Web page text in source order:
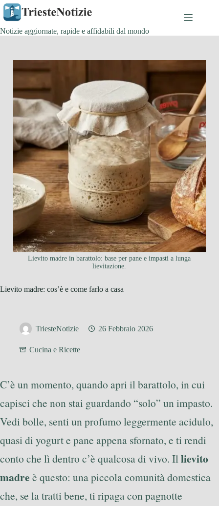
Salta
contenuto
Notizie aggiornate, rapide e affidabili dal mondo
Lievito madre in barattolo: base per pane e impasti a lunga
lievitazione.
Lievito madre: cos’è e come farlo a casa
TriesteNotizie 26 Febbraio 2026
Cucina e Ricette
C’è un momento, quando apri il barattolo, in cui
capisci che non stai guardando “solo” un impasto.
Vedi bolle, senti un profumo leggermente acidulo,
quasi di yogurt e pane appena sfornato, e ti rendi
conto che lì dentro c’è qualcosa di vivo. Illievito
madre è questo: una piccola comunità domestica
che, se la tratti bene, ti ripaga con pagnotte